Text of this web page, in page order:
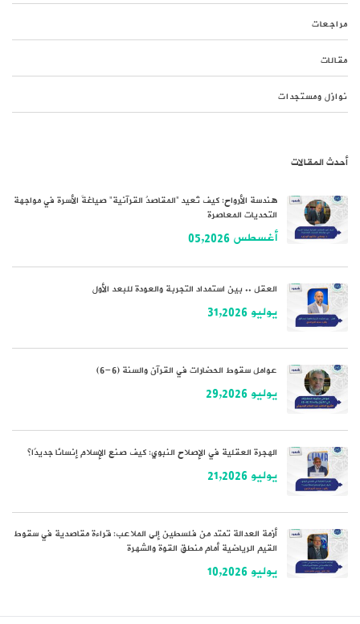
مراجعات
مقالات
نوازل ومستجدات
أحدث المقالات
هندسة الأرواح: كيف تُعيد “المقاصدُ القرآنية” صياغةَ الأسرة في مواجهة
التحديات المعاصرة
أغسطس 05,2026
العقل .. بين استمداد التجربة والعودة للبعد الأول
يوليو 31,2026
عوامل سقوط الحضارات في القرآن والسنة (6-6)
يوليو 29,2026
الهجرة العقلية في الإصلاح النبوي: كيف صنع الإسلام إنسانًا جديدًا؟
يوليو 21,2026
أزمة العدالة تمتد من فلسطين إلى الملاعب: قراءة مقاصدية في سقوط
القيم الرياضية أمام منطق القوة والشهرة
يوليو 10,2026